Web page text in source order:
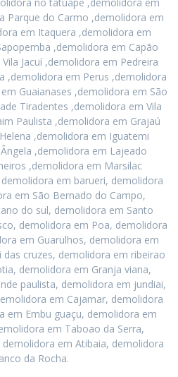
Parque do Carmo ,demolidora em
em Itaquera ,demolidora em
,demolidora em Capão
Jacuí ,demolidora em Pedreira
,demolidora em Perus ,demolidora
Guaianases ,demolidora em São
Tiradentes ,demolidora em Vila
Paulista ,demolidora em Grajaú
,demolidora em Iguatemi
,demolidora em Lajeado
,demolidora em Marsilac
em barueri, demolidora
em São Bernado do Campo,
do sul, demolidora em Santo
demolidora em Poa, demolidora
em Guarulhos, demolidora em
cruzes, demolidora em ribeirao
demolidora em Granja viana,
paulista, demolidora em jundiai,
em Cajamar, demolidora
em Embu guaçu, demolidora em
em Taboao da Serra,
em Atibaia, demolidora
da Rocha.